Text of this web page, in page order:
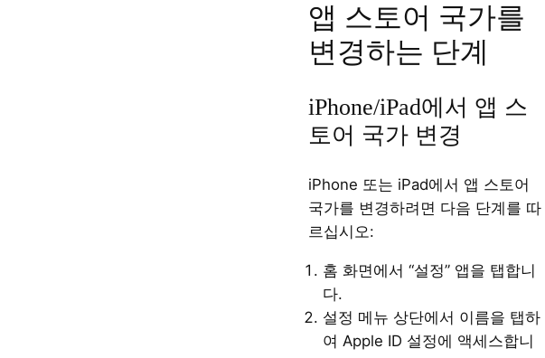
앱 스토어 국가를
변경하는 단계
iPhone/iPad에서 앱 스
토어 국가 변경
iPhone 또는 iPad에서 앱 스토어
국가를 변경하려면 다음 단계를 따
르십시오:
홈 화면에서 “설정” 앱을 탭합니
다.
설정 메뉴 상단에서 이름을 탭하
여 Apple ID 설정에 액세스합니